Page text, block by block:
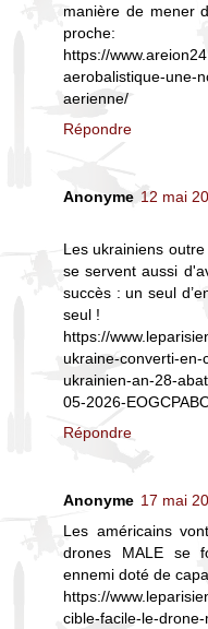
manière de mener
proche:
https://
aerobalistique-une-
aerienne/
Répondre
Anonyme 12 mai
Les ukrainiens
se servent aussi
succès : un seul
seul !
https://
ukraine-converti-en-
ukrainien-an-28-
05-2026-
Répondre
Anonyme 17 mai
Les américains
drones MALE se
ennemi doté de
https://
cible-facile-le-